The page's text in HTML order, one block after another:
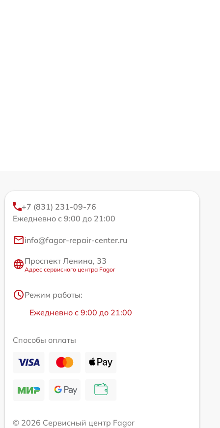
+7 (831) 231-09-76
Ежедневно с 9:00 до 21:00
info@fagor-repair-center.ru
Проспект Ленина, 33
Адрес сервисного центра Fagor
Режим работы:
Ежедневно с 9:00 до 21:00
Способы оплаты
© 2026 Сервисный центр Fagor